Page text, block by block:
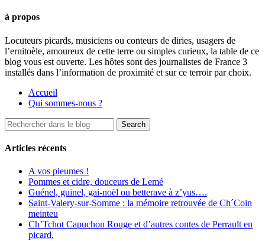
à propos
Locuteurs picards, musiciens ou conteurs de diries, usagers de
l’ernitoèle, amoureux de cette terre ou simples curieux, la table de ce
blog vous est ouverte. Les hôtes sont des journalistes de France 3
installés dans l’information de proximité et sur ce terroir par choix.
Accueil
Qui sommes-nous ?
Articles récents
A vos pleumes !
Pommes et cidre, douceurs de Lemé
Guénel, guinel, gai-noël ou betterave à z’yus….
Saint-Valery-sur-Somme : la mémoire retrouvée de Ch´Coin
meinteu
Ch’Tchot Capuchon Rouge et d’autres contes de Perrault en
picard.